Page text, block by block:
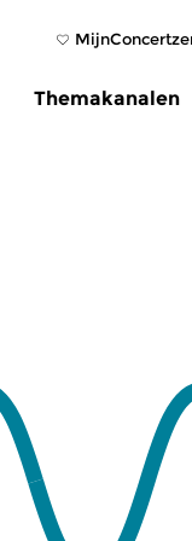
Themakanalen